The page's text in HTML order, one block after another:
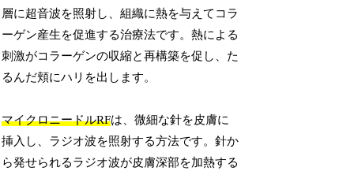
層に超音波を照射し、組織に熱を与えてコラ
ーゲン産生を促進する治療法です。熱による
刺激がコラーゲンの収縮と再構築を促し、た
るんだ頬にハリを出します。
マイクロニードルRFは、微細な針を皮膚に
挿入し、ラジオ波を照射する方法です。針か
ら発せられるラジオ波が皮膚深部を加熱する